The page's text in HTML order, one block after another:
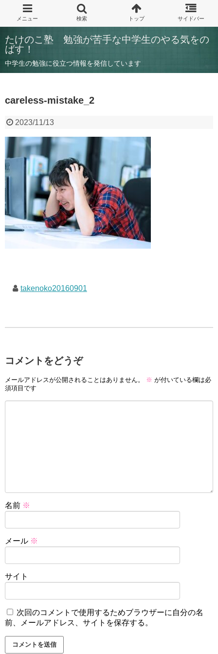
たけのこ塾 勉強が苦手な中学生のやる気をの
ばす！
中学生の勉強に役立つ情報を発信しています
careless-mistake_2
2023/11/13
takenoko20160901
コメントをどうぞ
メールアドレスが公開されることはありません。 ※ が付いている欄は必
須項目です
名前 ※
メール ※
サイト
次回のコメントで使用するためブラウザーに自分の名
前、メールアドレス、サイトを保存する。